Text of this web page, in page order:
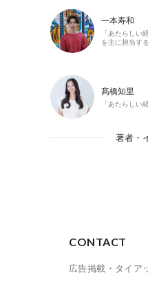
一本寿和
「あたらしい
を主に担当す
髙橋知里
「あたらしい
著者・
CONTACT
広告掲載・タイア